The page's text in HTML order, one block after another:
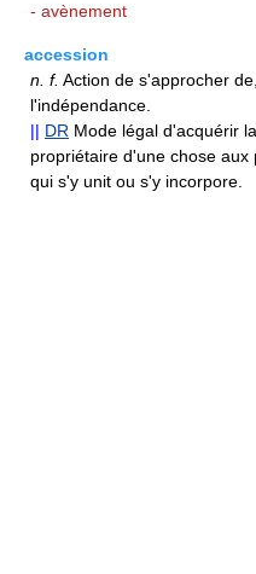
- avènement
accession
n. f. Action de s'approcher
l'indépendance.
|| DR Mode légal d'acquérir
propriétaire d'une chose
qui s'y unit ou s'y incorpore.